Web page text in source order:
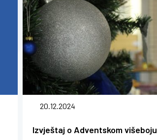
20.12.2024
Izvještaj o Adventskom višeboju